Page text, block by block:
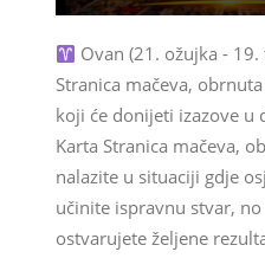
Ovan (21. ožujka -
Stranica mačeva,
koji će donijeti izazove u
Karta Stranica mačeva,
nalazite u situaciji gdje
učinite ispravnu stvar,
ostvarujete željene